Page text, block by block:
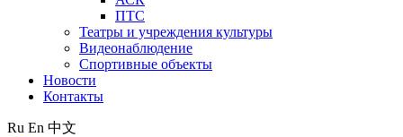
ПТС
Театры и учреждения культуры
Видеонаблюдение
Спортивные объекты
Новости
Контакты
Ru En 中文